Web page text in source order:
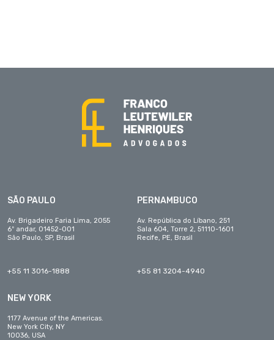
SÃO PAULO
Av. Brigadeiro Faria Lima, 2055
6º andar, 01452-001
São Paulo, SP, Brasil
+55 11 3016-1888
PERNAMBUCO
Av. República do Líbano, 251
Sala 604, Torre 2, 51110-1601
Recife, PE, Brasil
+55 81 3204-4940
NEW YORK
1177 Avenue of the Americas.
New York City, NY
10036, USA